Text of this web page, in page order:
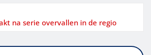
na serie overvallen in de regio